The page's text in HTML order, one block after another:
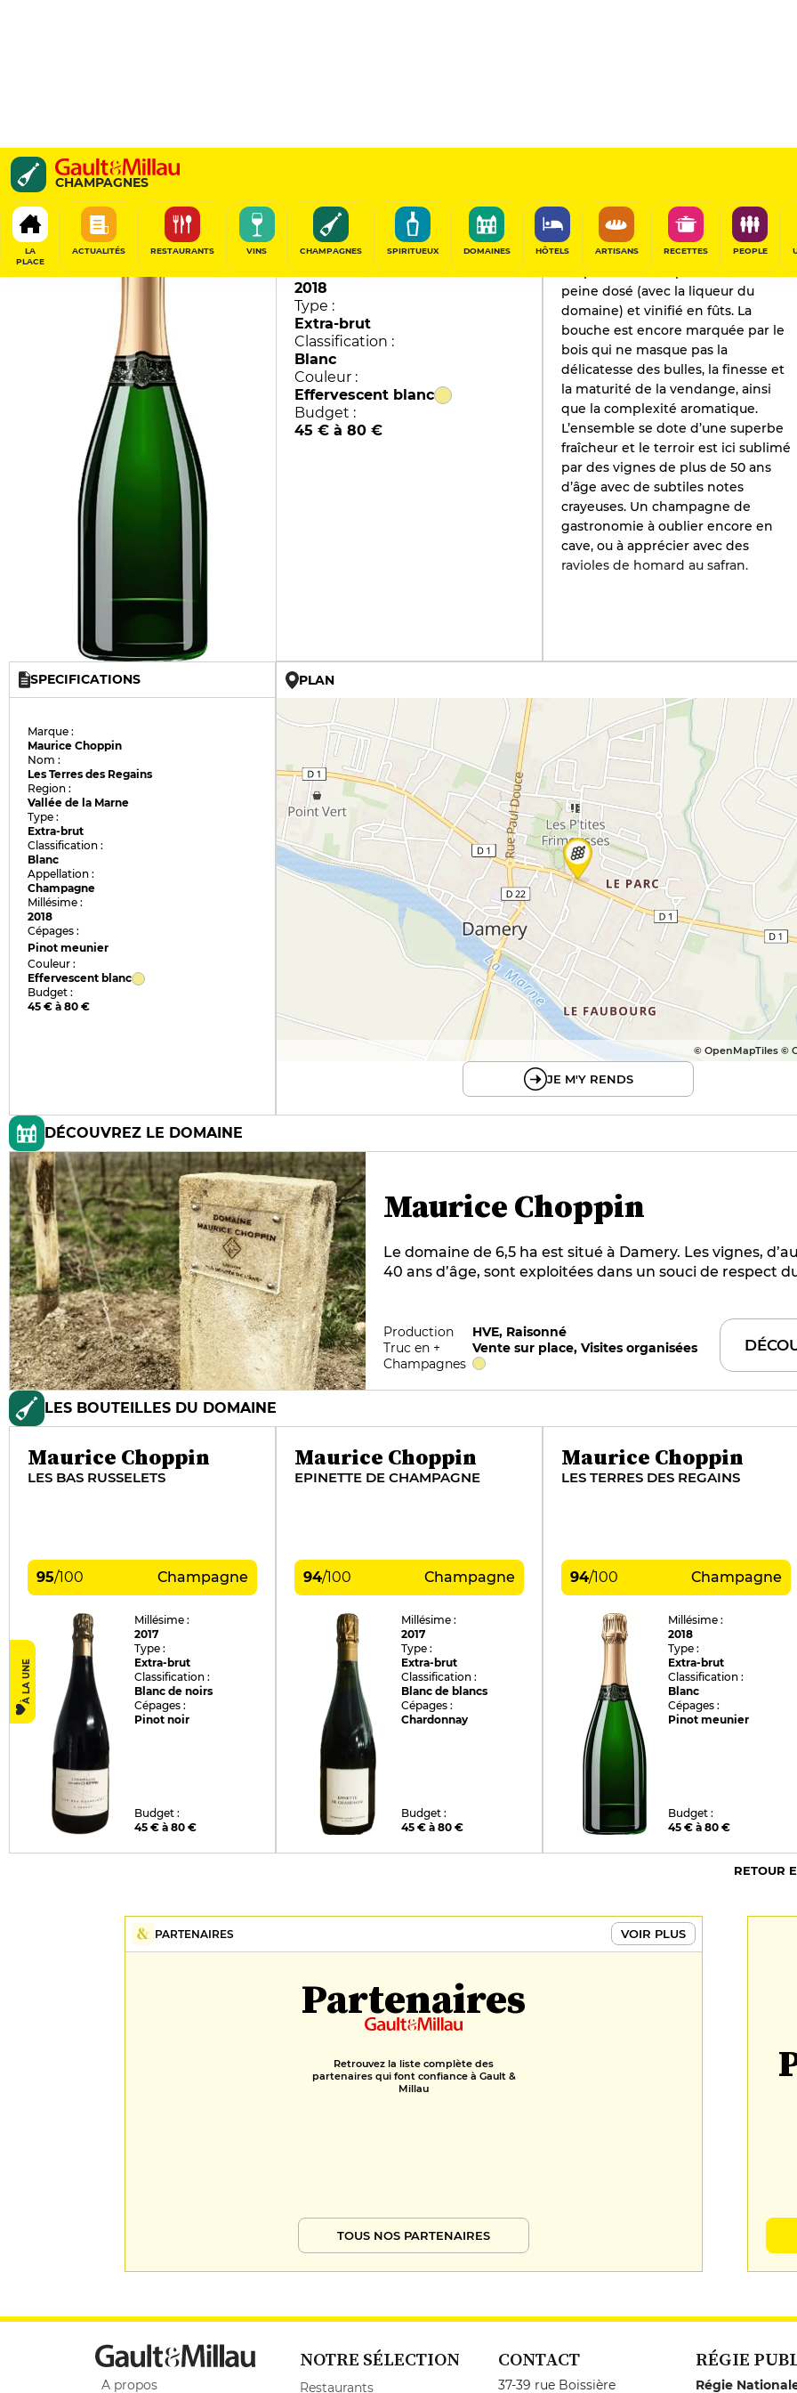
CHAMPAGNES
LA
PLACE
ACTUALITÉS RESTAURANTS VINS CHAMPAGNES SPIRITUEUX DOMAINES HÔTELS ARTISANS RECETTES PEOPLE
Les Terres des Regains
Maurice Choppin
94/100
Champagne
Millésime :
2018
Type :
Extra-brut
Classification :
Blanc
Couleur :
Effervescent blanc
Budget :
45 € à 80 €
L'AVIS DE GAULT&MILLAU
2023
Un parcellaire de pinot meunier à
peine dosé (avec la liqueur du
domaine) et vinifié en fûts. La
bouche est encore marquée par le
bois qui ne masque pas la
délicatesse des bulles, la finesse et
la maturité de la vendange, ainsi
que la complexité aromatique.
L’ensemble se dote d’une superbe
fraîcheur et le terroir est ici sublimé
par des vignes de plus de 50 ans
d’âge avec de subtiles notes
crayeuses. Un champagne de
gastronomie à oublier encore en
cave, ou à apprécier avec des
ravioles de homard au safran.
SPECIFICATIONS
Marque :
Maurice Choppin
Nom :
Les Terres des Regains
Region :
Vallée de la Marne
Type :
Extra-brut
Classification :
Blanc
Appellation :
Champagne
Millésime :
2018
Cépages :
Pinot meunier
Couleur :
Effervescent blanc
Budget :
45 € à 80 €
PLAN
© OpenMapTiles ©
JE M'Y RENDS
DÉCOUVREZ LE DOMAINE
Maurice Choppin
Le domaine de 6,5 ha est situé à Damery. Les vignes,
40 ans d’âge, sont exploitées dans un souci de respect
chaque cuvée, récoltée à la maturité optimale des raisins,
vinification en fûts de chêne de 600 litres, fermentation
levures indigènes, élevage sur lies, fermentation
spontanée, tirage et bouchage liège. Un domaine à
Production
HVE, Raisonné
Truc en +
Vente sur place, Visites organisées
Champagnes
LES BOUTEILLES DU DOMAINE
Maurice Choppin
LES BAS RUSSELETS
95/100 Champagne
À LA UNE
Millésime :
2017
Type :
Extra-brut
Classification :
Blanc de noirs
Cépages :
Pinot noir
Budget :
45 € à 80 €
Maurice Choppin
EPINETTE DE CHAMPAGNE
94/100 Champagne
Millésime :
2017
Type :
Extra-brut
Classification :
Blanc de blancs
Cépages :
Chardonnay
Budget :
45 € à 80 €
Maurice Choppin
LES TERRES DES REGAINS
94/100 Champagne
Millésime :
2018
Type :
Extra-brut
Classification :
Blanc
Cépages :
Pinot meunier
Budget :
45 € à 80 €
RETOUR
PARTENAIRES VOIR PLUS
Partenaires
Retrouvez la liste complète des
partenaires qui font confiance à Gault &
Millau
TOUS NOS PARTENAIRES
A propos
NOTRE SÉLECTION
Restaurants
CONTACT
37-39 rue Boissière
RÉGIE
Régie